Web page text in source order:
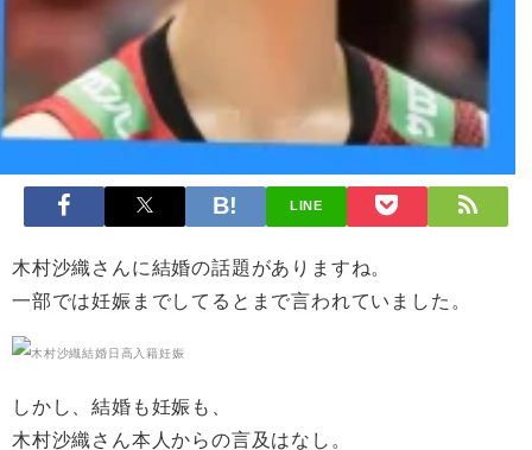
LINE
木村沙織さんに結婚の話題がありますね。
一部では妊娠までしてるとまで言われていました。
しかし、結婚も妊娠も、
木村沙織さん本人からの言及はなし。